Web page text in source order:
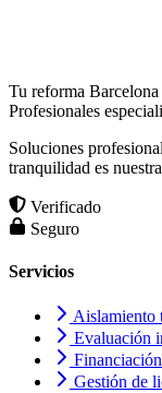
Tu reforma Barcelona
Profesionales
Soluciones
tranquilidad es
Verificado
Seguro
Servicios
Aislamiento
Evaluación
Gestión de